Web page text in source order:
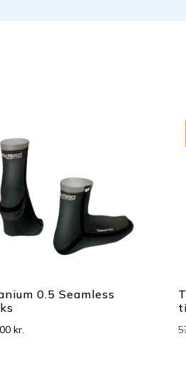
0.5 Seamless
kr.